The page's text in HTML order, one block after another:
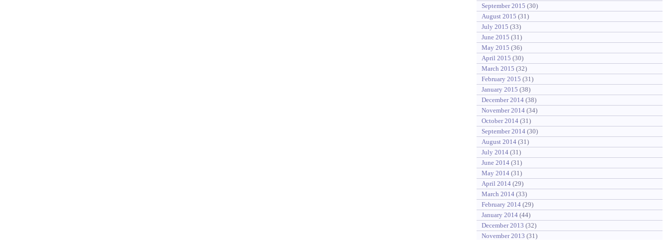
September 2015 (30)
August 2015 (31)
July 2015 (33)
June 2015 (31)
May 2015 (36)
April 2015 (30)
March 2015 (32)
February 2015 (31)
January 2015 (38)
December 2014(38)
November 2014(34)
October 2014(31)
September 2014(30)
August 2014(31)
July 2014(31)
June 2014(31)
May 2014(31)
April 2014(29)
March 2014(33)
February 2014(29)
January 2014(44)
December 2013 (32)
November 2013 (31)